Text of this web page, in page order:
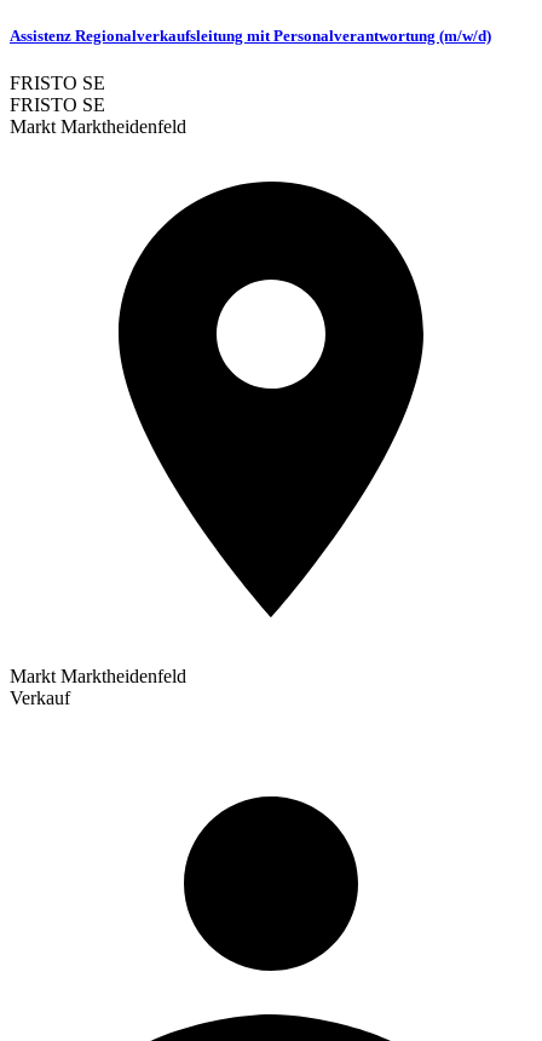
Assistenz Regionalverkaufsleitung mit Personalverantwortung (m/w/d)
FRISTO SE
FRISTO SE
Markt Marktheidenfeld
Markt Marktheidenfeld
Verkauf